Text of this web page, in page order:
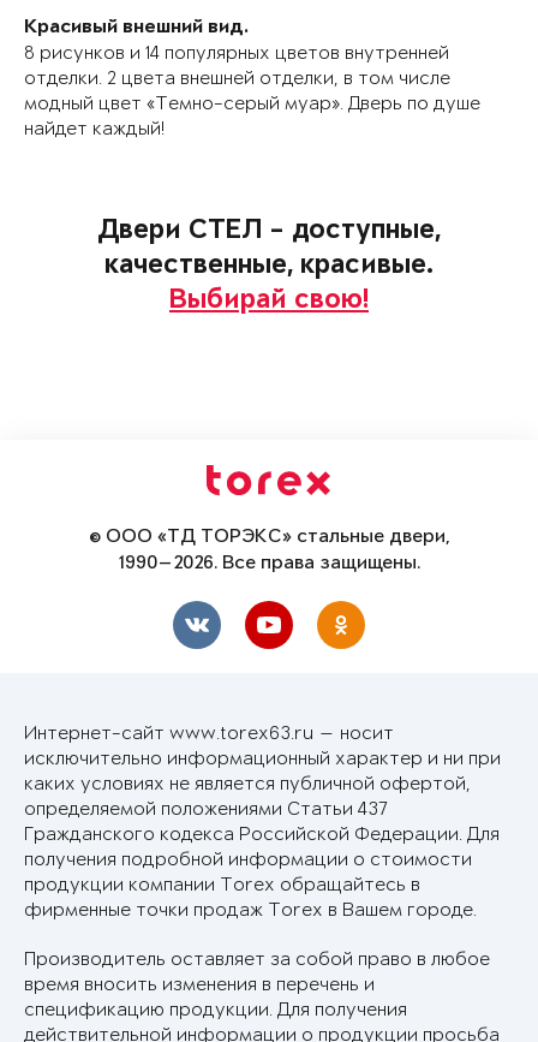
Красивый внешний вид.
8 рисунков и 14 популярных цветов внутренней
отделки. 2 цвета внешней отделки, в том числе
модный цвет «Темно-серый муар». Дверь по душе
найдет каждый!
Двери СТЕЛ – доступные,
качественные, красивые.
Выбирай свою!
© ООО «ТД ТОРЭКС» стальные двери,
1990—2026. Все права защищены.
Интернет-сайт www.torex63.ru — носит
исключительно информационный характер и ни при
каких условиях не является публичной офертой,
определяемой положениями Статьи 437
Гражданского кодекса Российской Федерации. Для
получения подробной информации о стоимости
продукции компании Torex обращайтесь в
фирменные точки продаж Torex в Вашем городе.
Производитель оставляет за собой право в любое
время вносить изменения в перечень и
спецификацию продукции. Для получения
действительной информации о продукции просьба